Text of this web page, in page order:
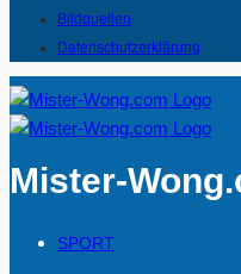
Bildquellen
Datenschutzerklärung
Mister-
SPORT